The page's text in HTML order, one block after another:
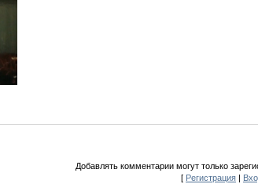
Добавлять комментарии могут только
[ Регистрация |